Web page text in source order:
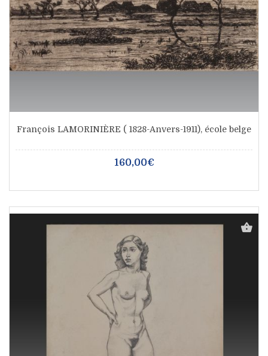
François LAMORINIÈRE ( 1828-Anvers-1911), école belge
160,00€